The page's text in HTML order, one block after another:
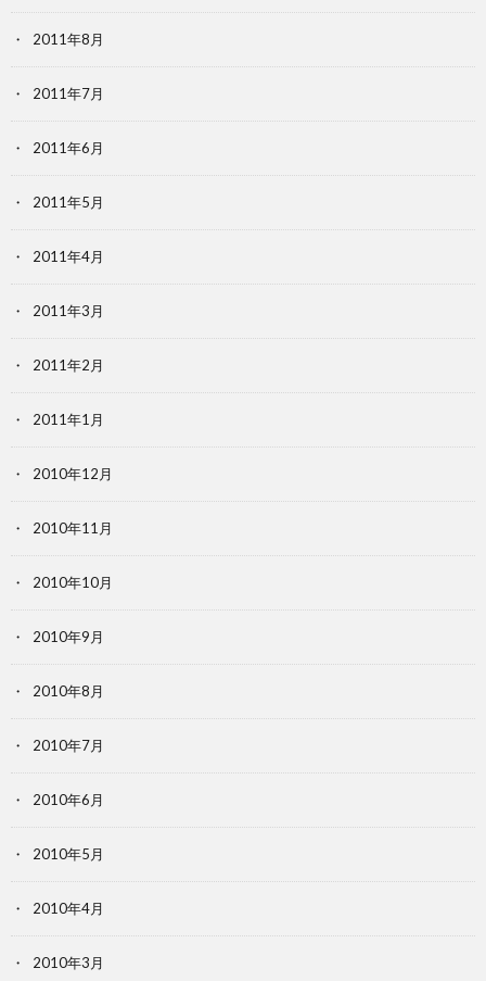
2011年8月
2011年7月
2011年6月
2011年5月
2011年4月
2011年3月
2011年2月
2011年1月
2010年12月
2010年11月
2010年10月
2010年9月
2010年8月
2010年7月
2010年6月
2010年5月
2010年4月
2010年3月